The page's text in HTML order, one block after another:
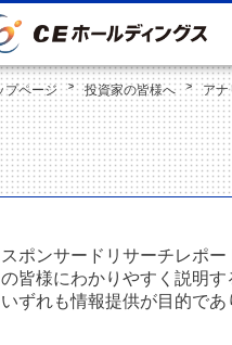
プページ 投資家の皆様へ ア
スポンサードリサーチレポ
の皆様にわかりやすく説明す
いずれも情報提供が目的で